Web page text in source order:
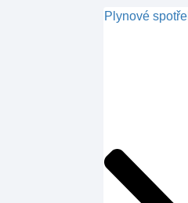
Plynové